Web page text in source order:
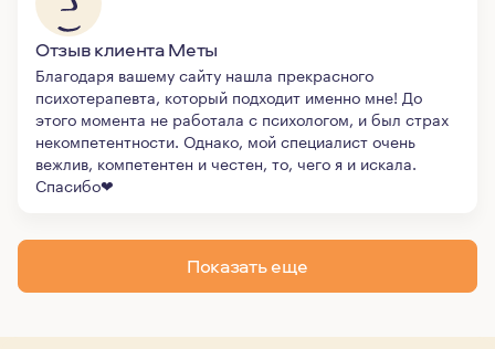
Отзыв клиента Меты
Благодаря вашему сайту нашла прекрасного
психотерапевта, который подходит именно мне! До
этого момента не работала с психологом, и был страх
некомпетентности. Однако, мой специалист очень
вежлив, компетентен и честен, то, чего я и искала.
Спасибо❤
Показать еще